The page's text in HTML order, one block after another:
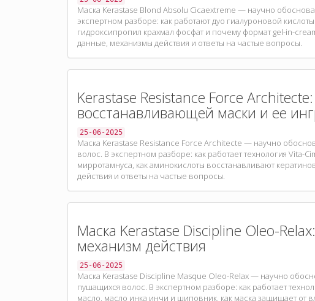
Маска Kerastase Blond Absolu Cicaextreme — научно
экспертном разборе: как работают дуо гиалуроновой
гидроксипропил крахмал фосфат и почему формат gel-in-
данные, механизмы действия и ответы на частые вопросы.
Kerastase Resistance Force
восстанавливающей маски и ее
25-06-2025
Маска Kerastase Resistance Force Architecte — научно
волос. В экспертном разборе: как работает технология Vita-
мирротамнуса, как аминокислоты восстанавливают
действия и ответы на частые вопросы.
Маска Kerastase Discipline Oleo-
механизм действия
25-06-2025
Маска Kerastase Discipline Masque Oleo-Relax — научно
пушащихся волос. В экспертном разборе: как работает
масло, масло инка инчи и шиповник, как маска защищает от